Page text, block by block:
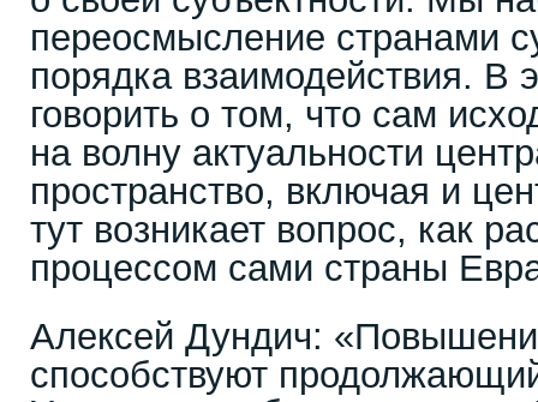
переосмысление странами
порядка взаимодействия. В
говорить о том, что сам
на волну актуальности
пространство, включая и
тут возникает вопрос, как
процессом сами страны
Алексей Дундич:
способствуют